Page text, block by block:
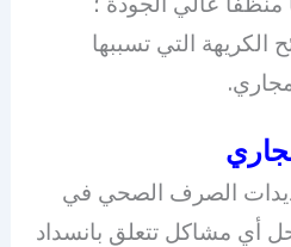
الكريهة التي تسببها
الصرف الصحي في
أي مشاكل تتعلق بانسداد